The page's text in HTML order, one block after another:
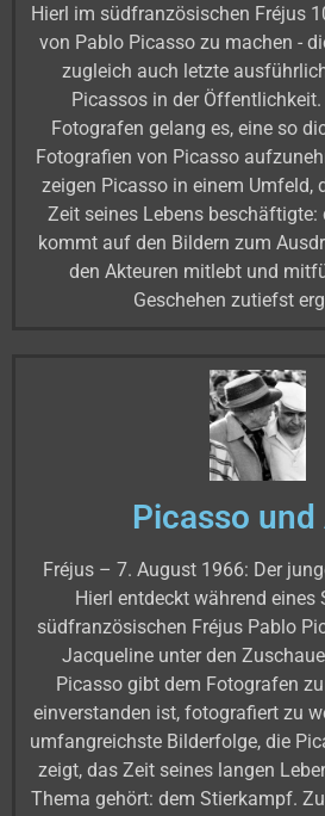
Hierl im südfranzösischen Fréjus
von Pablo Picasso zu machen -
zugleich auch letzte
Picassos in der
Fotografen gelang es, eine so
Fotografien von Picasso
zeigen Picasso in einem Umfeld,
Zeit seines Lebens beschäftigte:
kommt auf den Bildern zum
den Akteuren mitlebt und
Geschehen zutiefst
Picasso und
Fréjus – 7. August 1966: Der
Hierl entdeckt während eines
südfranzösischen Fréjus Pablo
Jacqueline unter den
Picasso gibt dem Fotografen
einverstanden ist, fotografiert zu
umfangreichste Bilderfolge, die
zeigt, das Zeit seines langen
Thema gehört: dem Stierkampf.